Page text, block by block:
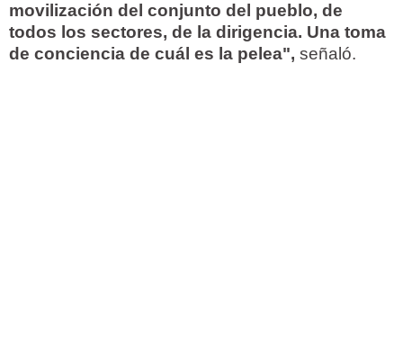
movilización del conjunto del pueblo, de
todos los sectores, de la dirigencia. Una toma
de conciencia de cuál es la pelea", señaló.